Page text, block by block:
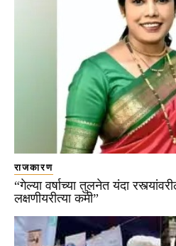
राजकारण
“गेल्या वर्षाच्या तुलनेत यंदा
लक्षणीयरीत्या कमी”